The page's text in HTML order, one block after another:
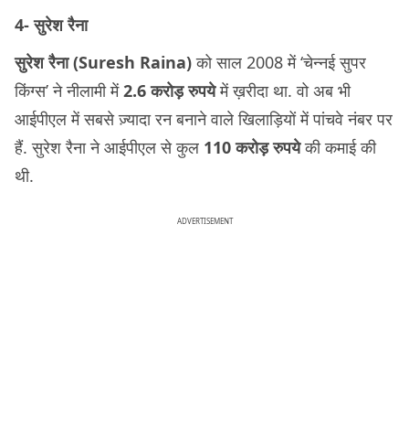
4- सुरेश रैना
सुरेश रैना (Suresh Raina)को साल 2008 में ‘चेन्नई सुपर
किंग्स’ ने नीलामी में2.6 करोड़ रुपयेमें ख़रीदा था. वो अब भी
आईपीएल में सबसे ज़्यादा रन बनाने वाले खिलाड़ियों में पांचवे नंबर पर
हैं. सुरेश रैना ने आईपीएल से कुल 110 करोड़ रुपयेकी कमाई की
थी.
ADVERTISEMENT